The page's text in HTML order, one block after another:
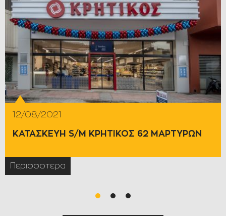
01/09/2020
ΝΕΟ ΚΑΤΑΣΤΗΜΑ ΤΗΣ ΑΛΥΣΙΔΑΣ ΚΡΗΤΙΚΟΣ
Περισσοτερα